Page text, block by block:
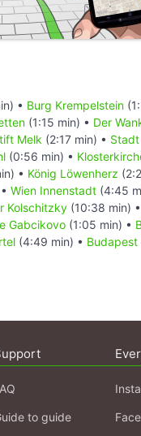
• Burg Krempelstein
(1:15 min) • Der
Melk (2:17 min) •
(0:56 min) •
• König Löwenherz
Wien Innenstadt (4:45
Kolschitzky (10:38 min) •
Gabcikovo (1:05 min) •
(4:49 min) •
to guide